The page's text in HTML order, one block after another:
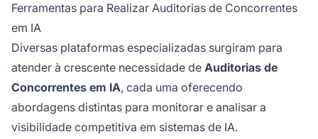
Ferramentas para Realizar Auditorias de Concorrentes
em IA
Diversas plataformas especializadas surgiram para
atender à crescente necessidade de Auditorias de
Concorrentes em IA, cada uma oferecendo
abordagens distintas para monitorar e analisar a
visibilidade competitiva em sistemas de IA.